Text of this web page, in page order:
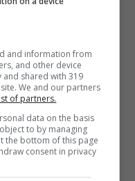
ha
and information from
and other device
and shared with 319
We and our partners
of partners.
data on the basis
to by managing
the bottom of this page
consent in privacy